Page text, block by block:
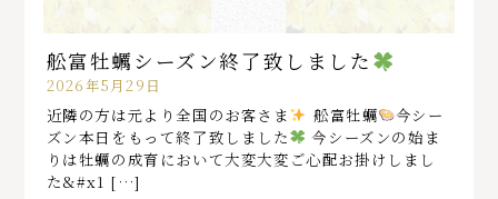
舩富牡蠣シーズン終了致しました
2026年5月29日
近隣の方は元より全国のお客さま
舩富牡蠣
今シー
ズン本日をもって終了致しました
今シーズンの始ま
りは牡蠣の成育において大変大変ご心配お掛けしまし
た&#x1 […]